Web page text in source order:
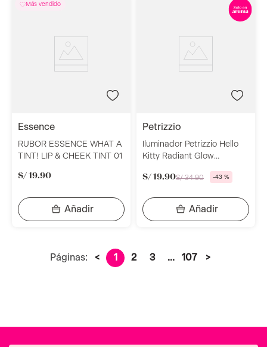
essence
RUBOR ESSENCE WHAT A
TINT! LIP & CHEEK TINT 01
S/ 19.90
petrizzio
Iluminador Petrizzio Hello
Kitty Radiant Glow
S/ 19.90S/ 34.90 -43 %
Páginas: < 1 2 3 ... 107 >